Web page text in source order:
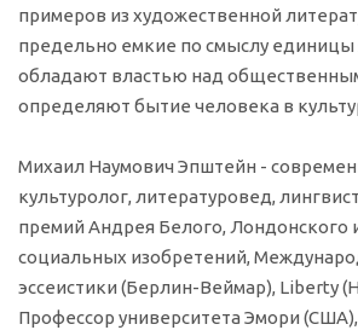
примеров из художественной
предельно емкие по смыслу единицы
обладают властью над
определяют бытие человека в
Михаил Наумович Эпштейн -
культуролог, литературовед,
премий Андрея Белого, Лондонского
социальных изобретений,
эссеистики (Берлин-Веймар), Liberty
Профессор университета Эмори